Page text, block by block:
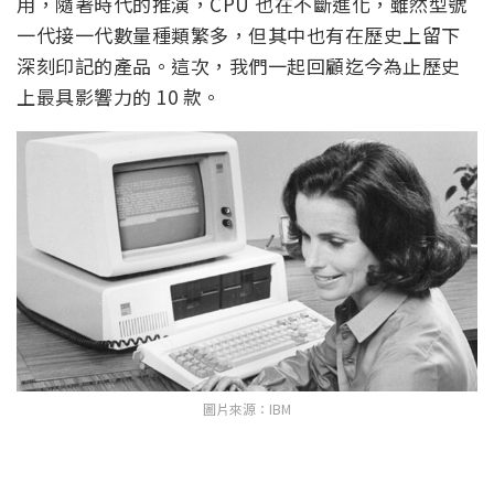
一代接一代數量種類繁多，但其中也有在歷史上留下
深刻印記的產品。這次，我們一起回顧迄今為止歷史
上最具影響力的 10 款。
圖片來源：IBM